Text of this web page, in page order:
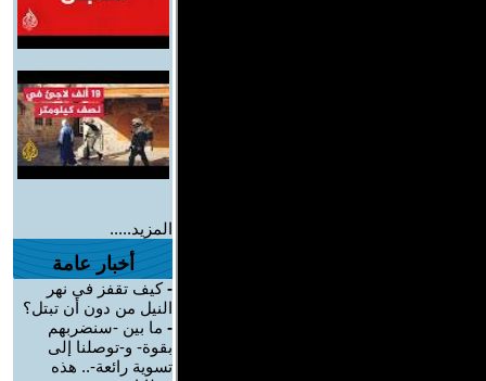
المزيد.....
أخبار عامة
-كيف تقفز في نهر
النيل من دون أن تبتل؟
- ما بين -سنضربهم
بقوة- و-توصلنا إلى
تسوية رائعة-.. هذه